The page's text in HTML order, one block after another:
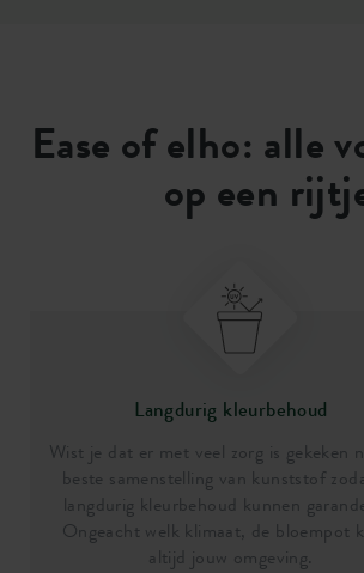
Ease of elho: alle
op een
Langdurig kleurbehoud
Wist je dat er met veel zorg is gekeken
beste samenstelling van kunststof
langdurig kleurbehoud kunnen
Ongeacht welk klimaat, de bloempot
altijd jouw omgeving.